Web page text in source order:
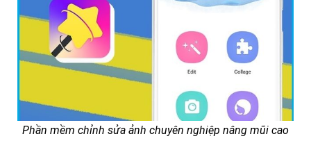
Phần mềm chỉnh sửa ảnh chuyên nghiệp nâng mũi cao